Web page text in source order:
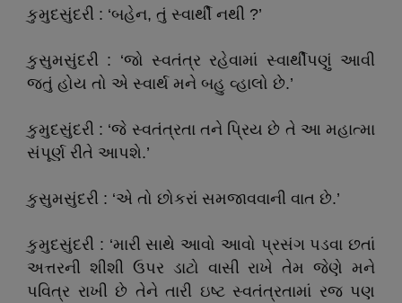
કુમુદસુંદરી : ‘બહેન, તું સ્વાર્થી નથી ?’
કુસુમસુંદરી : ‘જો સ્વતંત્ર રહેવામાં સ્વાર્થીપણું આવી
જતું હોય તો એ સ્વાર્થ મને બહુ વ્હાલો છે.’
કુમુદસુંદરી : ‘જે સ્વતંત્રતા તને પ્રિય છે તે આ મહાત્મા
સંપૂર્ણ રીતે આપશે.’
કુસુમસુંદરી : ‘એ તો છોકરાં સમજાવવાની વાત છે.’
કુમુદસુંદરી : ‘મારી સાથે આવો આવો પ્રસંગ પડવા છતાં
અત્તરની શીશી ઉપર ડાટો વાસી રાખે તેમ જેણે મને
પવિત્ર રાખી છે તેને તારી ઇષ્ટ સ્વતંત્રતામાં રજ પણ